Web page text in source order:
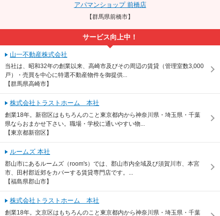
アパマンショップ 前橋店
【群馬県前橋市】
サービス向上中！
山一不動産株式会社
当社は、昭和32年の創業以来、高崎市及びその周辺の賃貸（管理室数3,000
戸）・売買を中心に特選不動産物件を御提供...
【群馬県高崎市】
株式会社トラストホーム 本社
創業18年。新宿区はもちろんのこと東京都内から神奈川県・埼玉県・千葉
県ならおまかせ下さい。職場・学校に通いやすい物...
【東京都新宿区】
ルームズ 本社
郡山市にあるルームズ（room's）では、郡山市内全域及び須賀川市、本宮
市、田村郡近郊をカバーする賃貸専門店です。...
【福島県郡山市】
株式会社トラストホーム 本社
創業18年。文京区はもちろんのこと東京都内から神奈川県・埼玉県・千葉